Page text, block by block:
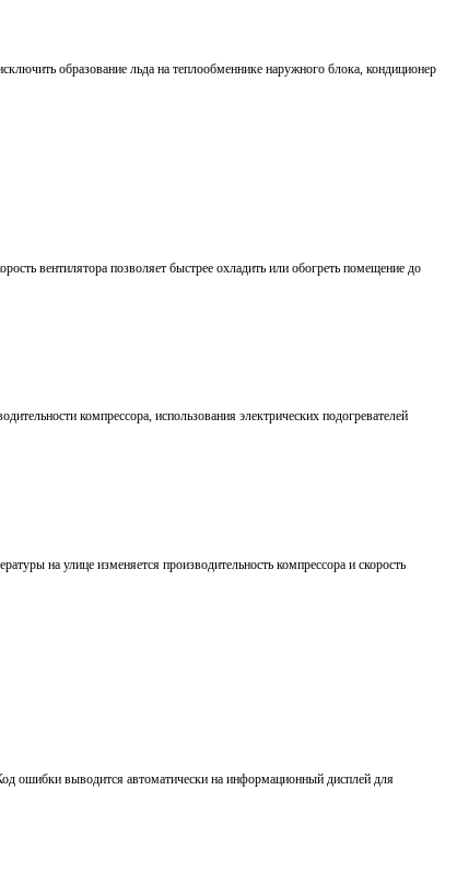
образование льда на теплообменнике наружного блока, кондиционер
вентилятора позволяет быстрее охладить или обогреть помещение до
компрессора, использования электрических подогревателей
на улице изменяется производительность компрессора и скорость
ошибки выводится автоматически на информационный дисплей для